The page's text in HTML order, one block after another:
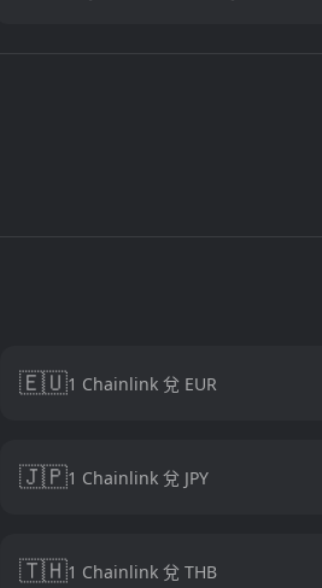
🇪🇺1 Chainlink 兌 EUR
🇯🇵1 Chainlink 兌 JPY
🇹🇭1 Chainlink 兌 THB